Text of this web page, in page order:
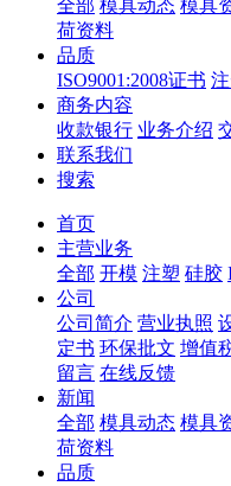
全部 模具动态 模具
荷资料
品质
ISO9001:2008证书
商务内容
收款银行 业务介绍
联系我们
搜索
首页
主营业务
全部 开模 注塑 硅胶
公司
公司简介 营业执照
定书 环保批文 增值
留言 在线反馈
新闻
全部 模具动态 模具
荷资料
品质